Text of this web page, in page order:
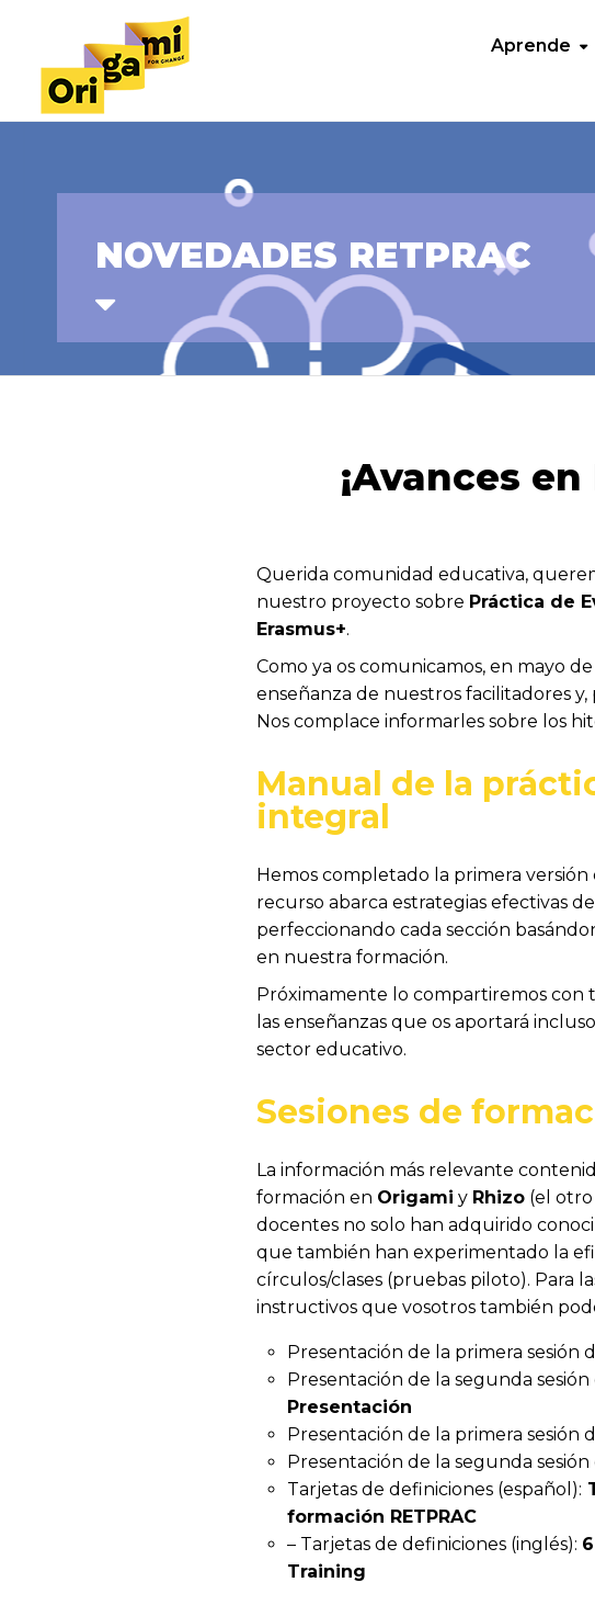
Aprende
NOVEDADES RETPRAC
¡Avances
Querida comunidad educativa,
nuestro proyecto sobre Práctica de
Erasmus+.
Como ya os comunicamos, en mayo
enseñanza de nuestros facilitadores
Nos complace informarles sobre los
Manual de la
integral
Hemos completado la primera
recurso abarca estrategias efectivas
perfeccionando cada sección
en nuestra formación.
Próximamente lo compartiremos con
las enseñanzas que os aportará
sector educativo.
Sesiones de
La información más relevante
formación en Origami y Rhizo (el
docentes no solo han adquirido
que también han experimentado la
círculos/clases (pruebas piloto). Para
instructivos que vosotros también
Presentación de la primera sesión
Presentación de la segunda
Presentación
Presentación de la primera sesión
Presentación de la segunda
Tarjetas de definiciones (español):
formación RETPRAC
– Tarjetas de definiciones (inglés):
Training